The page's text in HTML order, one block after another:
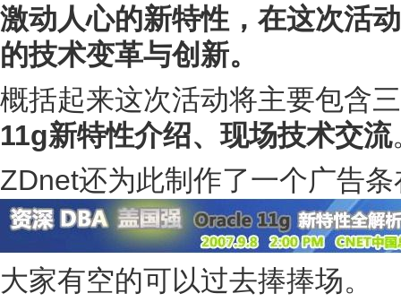
激动人心的新特性，在这次活
的技术变革与创新。
概括起来这次活动将主要包含
11g新特性介绍、现场技术交流
ZDnet还为此制作了一个广告
大家有空的可以过去捧捧场。